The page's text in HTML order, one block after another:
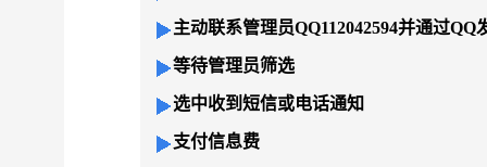
主动联系管理员QQ112042594并通过
等待管理员筛选
选中收到短信或电话通知
支付信息费